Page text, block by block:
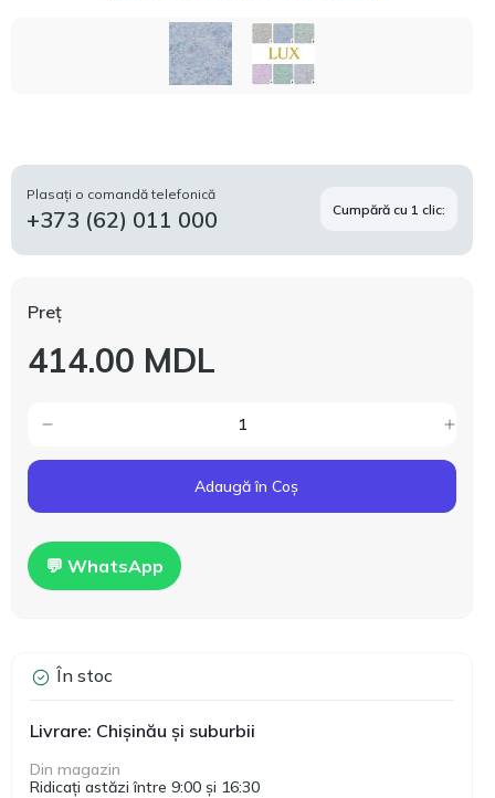
Plasați o comandă telefonică
+373 (62) 011 000 Cumpără cu 1 clic:
Preț
414.00 MDL
Adaugă în Coș
💬 WhatsApp
În stoc
Livrare: Chișinău și suburbii
Din magazin
Ridicați astăzi între 9:00 și 16:30